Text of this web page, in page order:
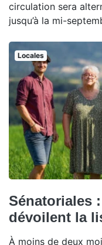
circulation sera
jusqu’à la mi-
Locales
Sénatoriales
dévoilent la
À moins de deux